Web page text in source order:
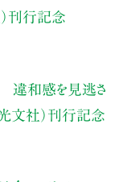
刊行記念
違和感を見逃さ
光文社）刊行記念